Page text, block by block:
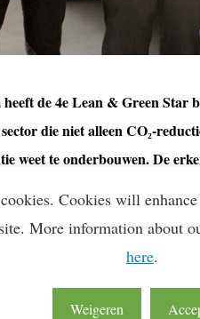
de 4e Lean & Green Star
die niet alleen CO₂-
weet te onderbouwen. De
dit artikel: Sanders|Fritom
& Green wordt uitsluitend
vóór 2030. Deze reductie moet
Cookies will
More information about
here.
Weigeren